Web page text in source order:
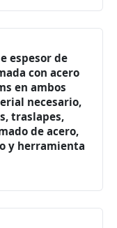
espesor de
con acero
en ambos
necesario,
traslapes,
de acero,
y herramienta